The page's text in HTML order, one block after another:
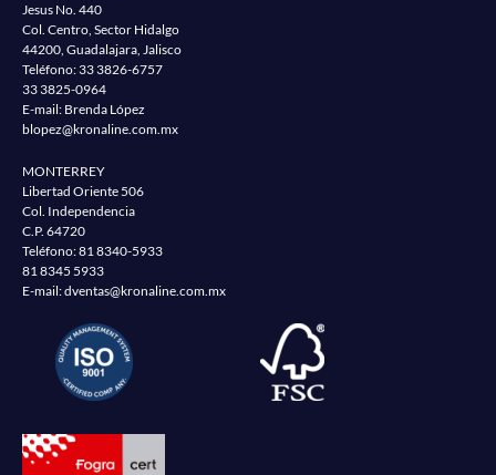
Jesus No. 440
Col. Centro, Sector Hidalgo
44200, Guadalajara, Jalisco
Teléfono: 33 3826-6757
33 3825-0964
E-mail: Brenda López
blopez@kronaline.com.mx
MONTERREY
Libertad Oriente 506
Col. Independencia
C.P. 64720
Teléfono:81 8340-5933
81 8345 5933
E-mail:dventas@kronaline.com.mx